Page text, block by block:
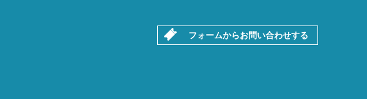
フォームからお問い合わせする